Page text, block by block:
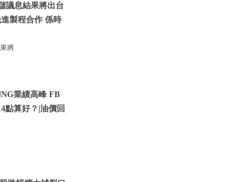
議息結果將出台
製程合作 係時
將
業績高峰 FB
點算好？|油價回